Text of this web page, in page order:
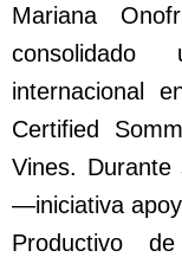
Mariana
consolidado
internacional
Certified
Vines. Durante
—iniciativa
Productivo